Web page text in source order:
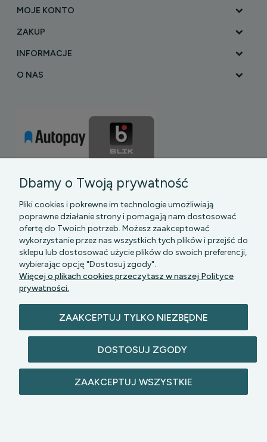
MOJE KONTO
ZAKUP
INFORMACJE
O NAS
PGK MAZOWSZE SP Z O.O.|| Bartycka 24-210B,
00-716 WARSZAWA, woj. mazowieckie || NIP:
zastrzeżone.
Dbamy o Twoją prywatność
Pliki cookies i pokrewne im technologie umożliwiają
poprawne działanie strony i pomagają nam dostosować
ofertę do Twoich potrzeb. Możesz zaakceptować
wykorzystanie przez nas wszystkich tych plików i przejść do
sklepu lub dostosować użycie plików do swoich preferencji,
wybierając opcję "Dostosuj zgody".
Więcej o plikach cookies przeczytasz w naszej Polityce
prywatności.
ZAAKCEPTUJ TYLKO NIEZBĘDNE
DOSTOSUJ ZGODY
ZAAKCEPTUJ WSZYSTKIE